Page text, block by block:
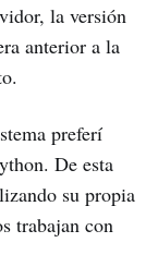
la versión
anterior a la
preferí
De esta
su propia
trabajan con